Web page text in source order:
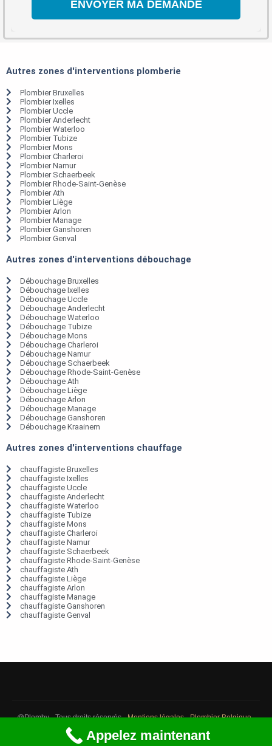
Autres zones d'interventions plomberie
Plombier Bruxelles
Plombier Ixelles
Plombier Uccle
Plombier Anderlecht
Plombier Waterloo
Plombier Tubize
Plombier Mons
Plombier Charleroi
Plombier Namur
Plombier Schaerbeek
Plombier Rhode-Saint-Genèse
Plombier Ath
Plombier Liège
Plombier Arlon
Plombier Manage
Plombier Ganshoren
Plombier Genval
Autres zones d'interventions débouchage
Débouchage Bruxelles
Débouchage Ixelles
Débouchage Uccle
Débouchage Anderlecht
Débouchage Waterloo
Débouchage Tubize
Débouchage Mons
Débouchage Charleroi
Débouchage Namur
Débouchage Schaerbeek
Débouchage Rhode-Saint-Genèse
Débouchage Ath
Débouchage Liège
Débouchage Arlon
Débouchage Manage
Débouchage Ganshoren
Débouchage Kraainem
Autres zones d'interventions chauffage
chauffagiste Bruxelles
chauffagiste Ixelles
chauffagiste Uccle
chauffagiste Anderlecht
chauffagiste Waterloo
chauffagiste Tubize
chauffagiste Mons
chauffagiste Charleroi
chauffagiste Namur
chauffagiste Schaerbeek
chauffagiste Rhode-Saint-Genèse
chauffagiste Ath
chauffagiste Liège
chauffagiste Arlon
chauffagiste Manage
chauffagiste Ganshoren
chauffagiste Genval
@Plomby - Tous droits réservés -Mentions légales-Plombier Belgique-
Débouchage Belgique
Appelez maintenant